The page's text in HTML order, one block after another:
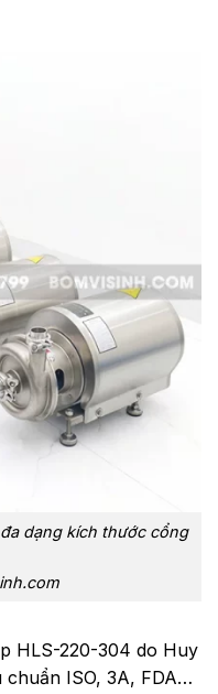
dạng kích thước cổng
HLS-220-304 do Huy
ISO, 3A, FDA…